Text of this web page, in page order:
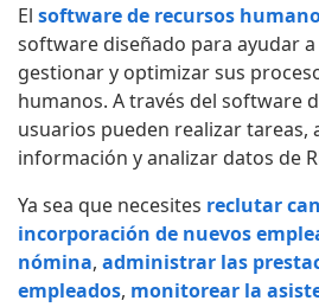
El software de recursos
software diseñado para ayudar a
gestionar y optimizar sus
humanos. A través del software
usuarios pueden realizar tareas,
información y analizar datos de
Ya sea que necesites reclutar
incorporación de nuevos
nómina, administrar las
empleados, monitorear la